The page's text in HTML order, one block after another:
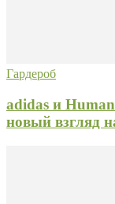
Гардероб
adidas и
новый взгляд